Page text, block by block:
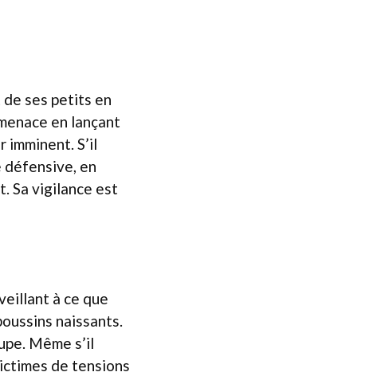
de ses petits en
en lançant
S’il
défensive, en
Sa vigilance est
à ce que
naissants.
Même s’il
de tensions